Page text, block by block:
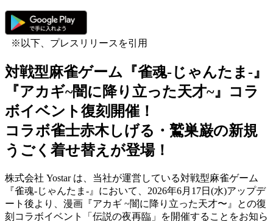
※以下、プレスリリースを引用
対戦型麻雀ゲーム『雀魂-じゃんたま-』
『アカギ~闇に降り立った天才~』コラ
ボイベント復刻開催！
コラボ雀士赤木しげる・鷲巣巌の新規
うごく着せ替えが登場！
株式会社 Yostar は、当社が運営している対戦型麻雀ゲーム
『雀魂-じゃんたま-』において、2026年6月17日(水)アップデ
ート後より、漫画『アカギ ~闇に降り立った天才〜』との復
刻コラボイベント「伝説の夜再臨」を開催することをお知ら